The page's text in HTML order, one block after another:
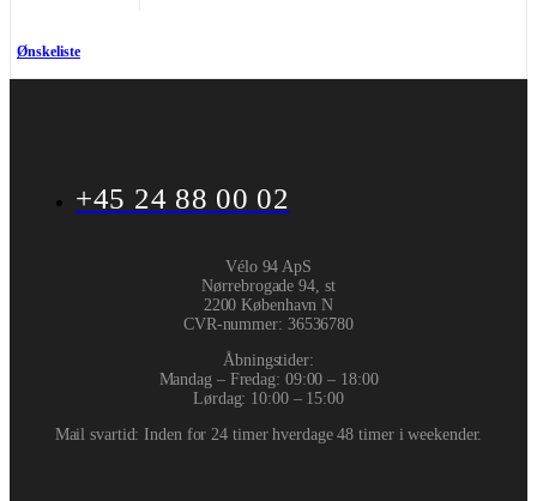
Ønskeliste
+45 24 88 00 02
Vélo 94 ApS
Nørrebrogade 94, st
2200 København N
CVR-nummer: 36536780
Åbningstider:
Mandag – Fredag: 09:00 – 18:00
Lørdag: 10:00 – 15:00
Mail svartid: Inden for 24 timer hverdage 48 timer i weekender.